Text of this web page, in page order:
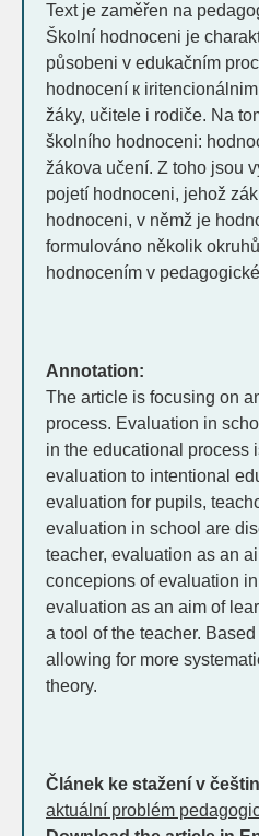
Text je zaměřen na
Školní hodnoceni je
působeni v edukačním
hodnocení к
žáky, učitele i rodiče. Na
školního hodnoceni:
žákova učení. Z toho jsou
pojetí hodnoceni, jehož
hodnoceni, v němž je
formulováno několik
hodnocením v
Annotation:
The article is focusing on
process. Evaluation in
in the educational process
evaluation to intentional
evaluation for pupils,
evaluation in school are
teacher, evaluation as an
concepions of evaluation
evaluation as an aim of
a tool of the teacher.
allowing for more
theory.
Článek ke stažení v
aktuální problém